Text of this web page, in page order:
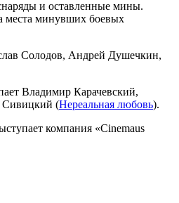
и оставленные мины.
места минувших боевых
Солодов, Андрей Душечкин,
Владимир Карачевский,
Сивицкий (Нереальная любовь).
компания «Cinemaus